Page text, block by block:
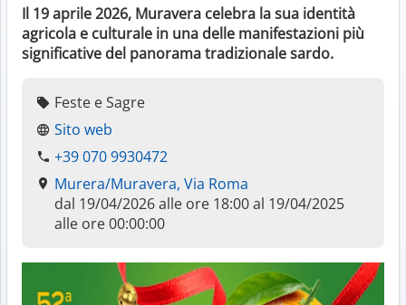
Il 19 aprile 2026, Muravera celebra la sua identità
agricola e culturale in una delle manifestazioni più
significative del panorama tradizionale sardo.
Feste e Sagre
Sito web
+39 070 9930472
Murera/Muravera, Via Roma
dal 19/04/2026 alle ore 18:00 al 19/04/2025
alle ore 00:00:00